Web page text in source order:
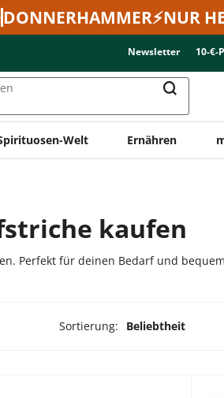
DONNERHAMMER⚡NUR
Newsletter 10-€-
Welt Ernähren
kaufen
Perfekt für deinen Bedarf und
Sortierung: Beliebtheit